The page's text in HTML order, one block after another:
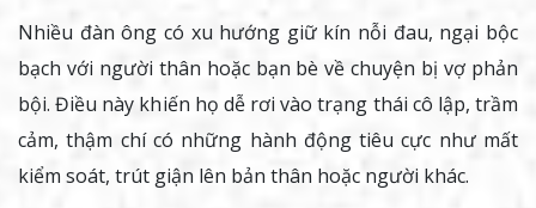
Nhiều đàn ông có xu hướng giữ kín nỗi đau, ngại bộc
bạch với người thân hoặc bạn bè về chuyện bị vợ phản
bội. Điều này khiến họ dễ rơi vào trạng thái cô lập, trầm
cảm, thậm chí có những hành động tiêu cực như mất
kiểm soát, trút giận lên bản thân hoặc người khác.